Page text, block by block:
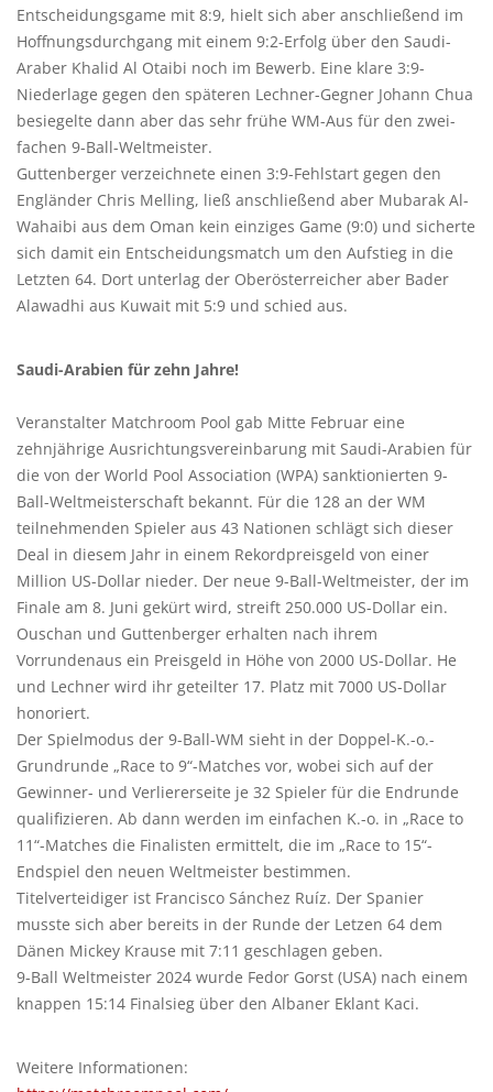
Entscheidungsgame mit 8:9, hielt sich aber anschließend im
Hoffnungsdurchgang mit einem 9:2-Erfolg über den Saudi-
Araber Khalid Al Otaibi noch im Bewerb. Eine klare 3:9-
Niederlage gegen den späteren Lechner-Gegner Johann Chua
besiegelte dann aber das sehr frühe WM-Aus für den zwei-
fachen 9-Ball-Weltmeister.
Guttenberger verzeichnete einen 3:9-Fehlstart gegen den
Engländer Chris Melling, ließ anschließend aber Mubarak Al-
Wahaibi aus dem Oman kein einziges Game (9:0) und sicherte
sich damit ein Entscheidungsmatch um den Aufstieg in die
Letzten 64. Dort unterlag der Oberösterreicher aber Bader
Alawadhi aus Kuwait mit 5:9 und schied aus.
Saudi-Arabien für zehn Jahre!
Veranstalter Matchroom Pool gab Mitte Februar eine
zehnjährige Ausrichtungsvereinbarung mit Saudi-Arabien für
die von der World Pool Association (WPA) sanktionierten 9-
Ball-Weltmeisterschaft bekannt. Für die 128 an der WM
teilnehmenden Spieler aus 43 Nationen schlägt sich dieser
Deal in diesem Jahr in einem Rekordpreisgeld von einer
Million US-Dollar nieder. Der neue 9-Ball-Weltmeister, der im
Finale am 8. Juni gekürt wird, streift 250.000 US-Dollar ein.
Ouschan und Guttenberger erhalten nach ihrem
Vorrundenaus ein Preisgeld in Höhe von 2000 US-Dollar. He
und Lechner wird ihr geteilter 17. Platz mit 7000 US-Dollar
honoriert.
Der Spielmodus der 9-Ball-WM sieht in der Doppel-K.-o.-
Grundrunde „Race to 9“-Matches vor, wobei sich auf der
Gewinner- und Verliererseite je 32 Spieler für die Endrunde
qualifizieren. Ab dann werden im einfachen K.-o. in „Race to
11“-Matches die Finalisten ermittelt, die im „Race to 15“-
Endspiel den neuen Weltmeister bestimmen.
Titelverteidiger ist Francisco Sánchez Ruíz. Der Spanier
musste sich aber bereits in der Runde der Letzen 64 dem
Dänen Mickey Krause mit 7:11 geschlagen geben.
9-Ball Weltmeister 2024 wurde Fedor Gorst (USA) nach einem
knappen 15:14 Finalsieg über den Albaner Eklant Kaci.
Weitere Informationen: